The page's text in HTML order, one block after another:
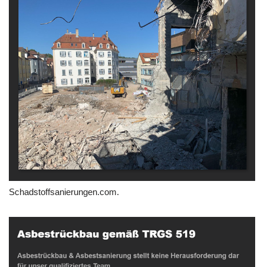
Schadstoffsanierungen.com.